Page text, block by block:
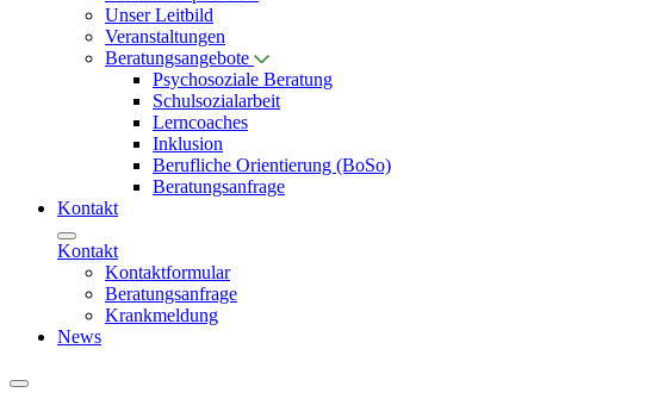
Unser Leitbild
Veranstaltungen
Beratungsangebote
Psychosoziale Beratung
Schulsozialarbeit
Lerncoaches
Inklusion
Berufliche Orientierung (BoSo)
Beratungsanfrage
Kontakt
Kontakt
Kontaktformular
Beratungsanfrage
Krankmeldung
News